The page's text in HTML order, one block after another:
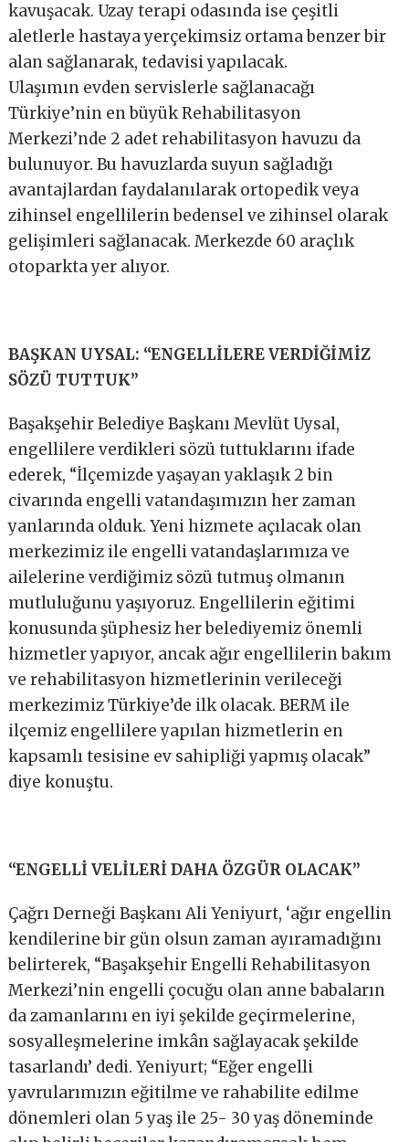
kavuşacak. Uzay terapi odasında ise çeşitli
aletlerle hastaya yerçekimsiz ortama benzer bir
alan sağlanarak, tedavisi yapılacak.
Ulaşımın evden servislerle sağlanacağı
Türkiye’nin en büyük Rehabilitasyon
Merkezi’nde 2 adet rehabilitasyon havuzu da
bulunuyor. Bu havuzlarda suyun sağladığı
avantajlardan faydalanılarak ortopedik veya
zihinsel engellilerin bedensel ve zihinsel olarak
gelişimleri sağlanacak. Merkezde 60 araçlık
otoparkta yer alıyor.
BAŞKAN UYSAL: “ENGELLİLERE VERDİĞİMİZ
SÖZÜ TUTTUK”
Başakşehir Belediye Başkanı Mevlüt Uysal,
engellilere verdikleri sözü tuttuklarını ifade
ederek, “İlçemizde yaşayan yaklaşık 2 bin
civarında engelli vatandaşımızın her zaman
yanlarında olduk. Yeni hizmete açılacak olan
merkezimiz ile engelli vatandaşlarımıza ve
ailelerine verdiğimiz sözü tutmuş olmanın
mutluluğunu yaşıyoruz. Engellilerin eğitimi
konusunda şüphesiz her belediyemiz önemli
hizmetler yapıyor, ancak ağır engellilerin bakım
ve rehabilitasyon hizmetlerinin verileceği
merkezimiz Türkiye’de ilk olacak. BERM ile
ilçemiz engellilere yapılan hizmetlerin en
kapsamlı tesisine ev sahipliği yapmış olacak”
diye konuştu.
“ENGELLİ VELİLERİ DAHA ÖZGÜR OLACAK”
Çağrı Derneği Başkanı Ali Yeniyurt, ‘ağır engellin
kendilerine bir gün olsun zaman ayıramadığını
belirterek, “Başakşehir Engelli Rehabilitasyon
Merkezi’nin engelli çocuğu olan anne babaların
da zamanlarını en iyi şekilde geçirmelerine,
sosyalleşmelerine imkân sağlayacak şekilde
tasarlandı’ dedi. Yeniyurt; “Eğer engelli
yavrularımızın eğitilme ve rahabilite edilme
dönemleri olan 5 yaş ile 25- 30 yaş döneminde